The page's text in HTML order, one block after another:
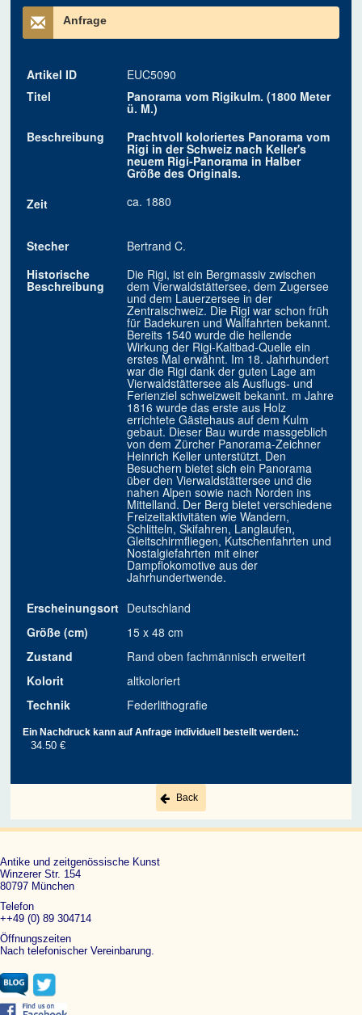
Anfrage
Artikel ID
EUC5090
Titel
Panorama vom Rigikulm. (1800 Meter
ü. M.)
Beschreibung
Prachtvoll koloriertes Panorama vom
Rigi in der Schweiz nach Keller's
neuem Rigi-Panorama in Halber
Größe des Originals.
Zeit
ca. 1880
Stecher
Bertrand C.
Historische
Beschreibung
Die Rigi, ist ein Bergmassiv zwischen
dem Vierwaldstättersee, dem Zugersee
und dem Lauerzersee in der
Zentralschweiz. Die Rigi war schon früh
für Badekuren und Wallfahrten bekannt.
Bereits 1540 wurde die heilende
Wirkung der Rigi-Kaltbad-Quelle ein
erstes Mal erwähnt. Im 18. Jahrhundert
war die Rigi dank der guten Lage am
Vierwaldstättersee als Ausflugs- und
Ferienziel schweizweit bekannt. m Jahre
1816 wurde das erste aus Holz
errichtete Gästehaus auf dem Kulm
gebaut. Dieser Bau wurde massgeblich
von dem Zürcher Panorama-Zeichner
Heinrich Keller unterstützt. Den
Besuchern bietet sich ein Panorama
über den Vierwaldstättersee und die
nahen Alpen sowie nach Norden ins
Mittelland. Der Berg bietet verschiedene
Freizeitaktivitäten wie Wandern,
Schlitteln, Skifahren, Langlaufen,
Gleitschirmfliegen, Kutschenfahrten und
Nostalgiefahrten mit einer
Dampflokomotive aus der
Jahrhundertwende.
Erscheinungsort Deutschland
Größe (cm)
15 x 48 cm
Zustand
Rand oben fachmännisch erweitert
Kolorit
altkoloriert
Technik
Federlithografie
Ein Nachdruck kann auf Anfrage individuell bestellt werden.:
34.50 €
Back
Antike und zeitgenössische Kunst
Winzerer Str. 154
80797 München
Telefon
++49 (0) 89 304714
Öffnungszeiten
Nach telefonischer Vereinbarung.